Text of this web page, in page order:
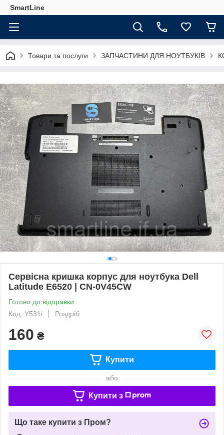
SmartLine
Товари та послуги ЗАПЧАСТИНИ ДЛЯ НОУТБУКІВ
Сервісна кришка корпус для ноутбука Dell
Latitude E6520 | CN-0V45CW
Готово до відправки
Код: Y531i
Роздріб
160 ₴
Купити
або
Купити з
Що таке купити з Пром?